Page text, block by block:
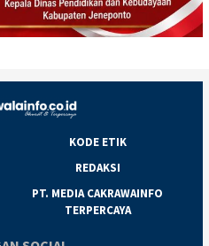
KODE ETIK
REDAKSI
PT. MEDIA CAKRAWAINFO
TERPERCAYA